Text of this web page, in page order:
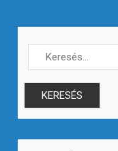
Keresés: